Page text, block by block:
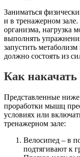
Заниматься
и в тренажерном
организма, нагрузка
выполнять
запустить
должно состоять из
Как
Представленные
проработки мышц
условиях или
тренажерном зале:
Велосипед – в
подтягивают к